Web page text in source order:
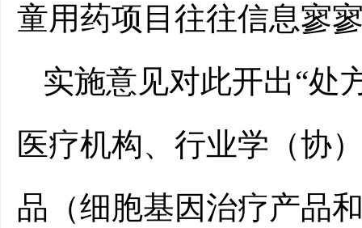
童用药项目往往信息寥
实施意见对此开出“处
医疗机构、行业学（协
品（细胞基因治疗产品